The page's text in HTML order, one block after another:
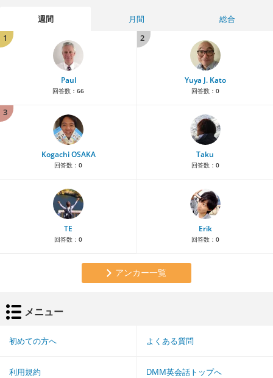
週間 月間
総合
1
Paul
回答数： 66
2
Yuya J. Kato
回答数： 0
3
Kogachi OSAKA
回答数： 0
Taku
回答数： 0
TE
回答数： 0
Erik
回答数： 0
アンカー一覧
メニュー
初めての方へ よくある質問
利用規約 DMM英会話トップへ